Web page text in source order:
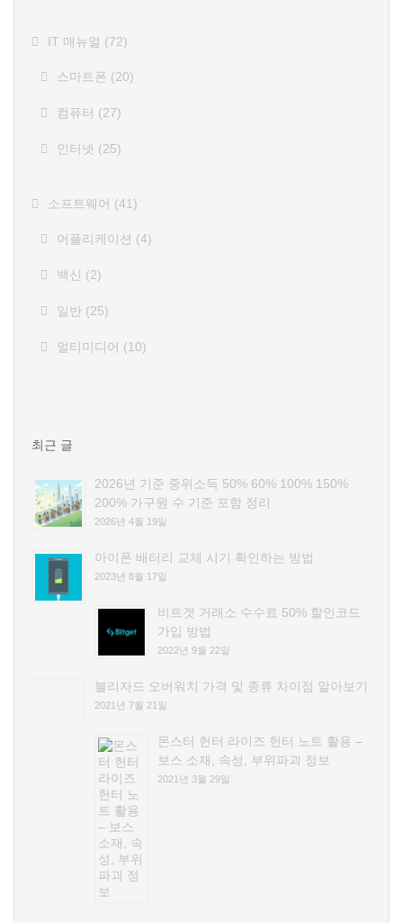
IT 매뉴얼 (72)
스마트폰 (20)
컴퓨터 (27)
인터넷 (25)
소프트웨어 (41)
어플리케이션 (4)
백신 (2)
일반 (25)
멀티미디어 (10)
최근 글
2026년 기준 중위소득 50% 60% 100% 150%
200% 가구원 수 기준 포함 정리
2026년 4월 19일
아이폰 배터리 교체 시기 확인하는 방법
2023년 8월 17일
비트겟 거래소 수수료 50% 할인코드
가입 방법
2022년 9월 22일
블리자드 오버워치 가격 및 종류 차이점 알아보기
2021년 7월 21일
몬스터 헌터 라이즈 헌터 노트 활용 –
보스 소재, 속성, 부위파괴 정보
2021년 3월 29일